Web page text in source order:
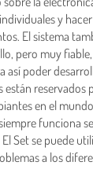
y
El sistema
pero muy
así poder
reservados
en el
funciona
Set se puede
a los